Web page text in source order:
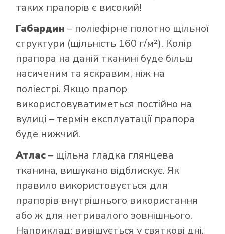
таких прапорів є високий!
Габардин – поліефірне полотно щільної
структури (щільність 160 г/м²). Колір
прапора на даній тканині буде більш
насиченим та яскравим, ніж на
поліестрі. Якщо прапор
використовуватиметься постійно на
вулиці – термін експлуатації прапора
буде нижчий.
Атлас– щільна гладка глянцева
тканина, вишукано відблискує. Як
правило використовується для
прапорів внутрішнього використання
або ж для нетривалого зовнішнього.
Наприклад: вивішується у святкові дні,